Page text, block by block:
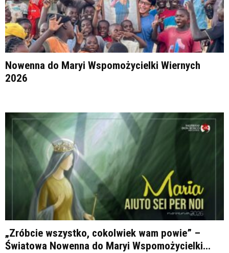
Nowenna do Maryi Wspomożycielki Wiernych
2026
„Zróbcie wszystko, cokolwiek wam powie” –
Światowa Nowenna do Maryi Wspomożycielki...